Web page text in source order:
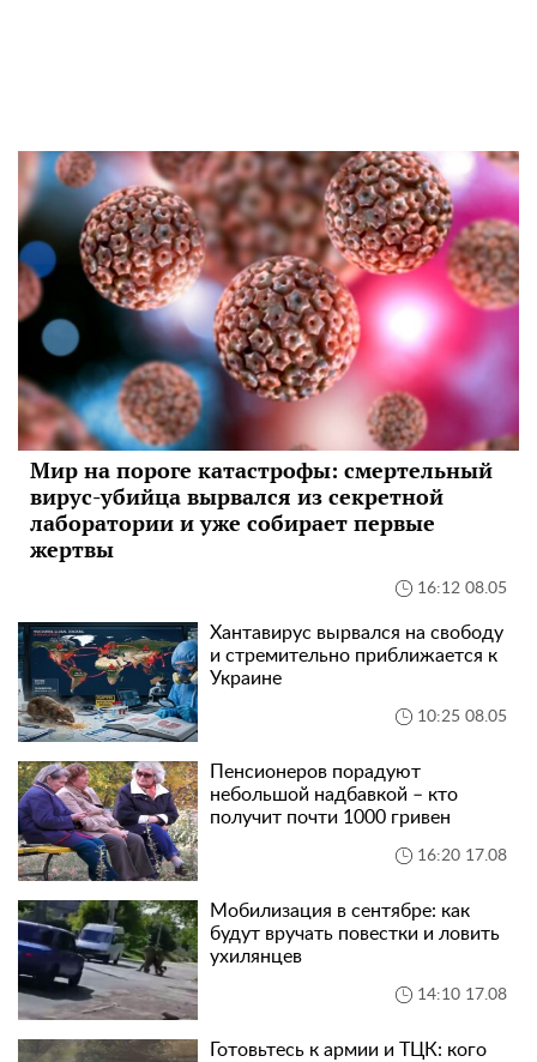
Мир на пороге катастрофы: смертельный
вирус-убийца вырвался из секретной
лаборатории и уже собирает первые
жертвы
16:12 08.05
Хантавирус вырвался на свободу
и стремительно приближается к
Украине
10:25 08.05
Пенсионеров порадуют
небольшой надбавкой – кто
получит почти 1000 гривен
16:20 17.08
Мобилизация в сентябре: как
будут вручать повестки и ловить
ухилянцев
14:10 17.08
Готовьтесь к армии и ТЦК: кого